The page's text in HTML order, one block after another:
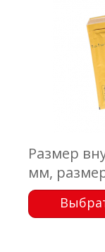
Размер
мм,
240x275
крафт